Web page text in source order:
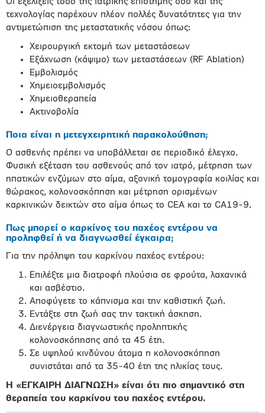
τεχνολογίας παρέχουν πλέον πολλές δυνατότητες για την
αντιμετώπιση της μεταστατικής νόσου όπως:
Χειρουργική εκτομή των μεταστάσεων
Εξάχνωση (κάψιμο) των μεταστάσεων (RF Ablation)
Εμβολισμός
Χημειοεμβολισμός
Χημειοθεραπεία
Ακτινοβολία
Ποια είναι η μετεγχειρητική παρακολούθηση;
Ο ασθενής πρέπει να υποβάλλεται σε περιοδικό έλεγχο.
Φυσική εξέταση του ασθενούς από τον ιατρό, μέτρηση των
ηπατικών ενζύμων στο αίμα, αξονική τομογραφία κοιλίας και
θώρακος, κολονοσκόπηση και μέτρηση ορισμένων
καρκινικών δεικτών στο αίμα όπως το CEA και το CA19-9.
Πως μπορεί ο καρκίνος του παχέος εντέρου να
προληφθεί ή να διαγνωσθεί έγκαιρα;
Για την πρόληψη του καρκίνου παχέος εντέρου:
Επιλέξτε μια διατροφή πλούσια σε φρούτα, λαχανικά
και ασβέστιο.
Αποφύγετε το κάπνισμα και την καθιστική ζωή.
Εντάξτε στη ζωή σας την τακτική άσκηση.
Διενέργεια διαγνωστικής προληπτικής
κολονοσκόπησης από τα 45 έτη.
Σε υψηλού κινδύνου άτομα η κολονοσκόπηση
συνιστάται από τα 35-40 έτη της ηλικίας τους.
Η «ΕΓΚΑΙΡΗ ΔΙΑΓΝΩΣΗ» είναι ότι πιο σημαντικό στη
θεραπεία του καρκίνου του παχέος εντέρου.